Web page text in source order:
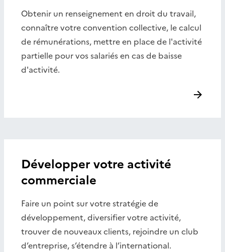
Obtenir un renseignement en droit du travail,
connaître votre convention collective, le calcul
de rémunérations, mettre en place de l'activité
partielle pour vos salariés en cas de baisse
d'activité.
Développer votre activité
commerciale
Faire un point sur votre stratégie de
développement, diversifier votre activité,
trouver de nouveaux clients, rejoindre un club
d’entreprise, s’étendre à l’international.